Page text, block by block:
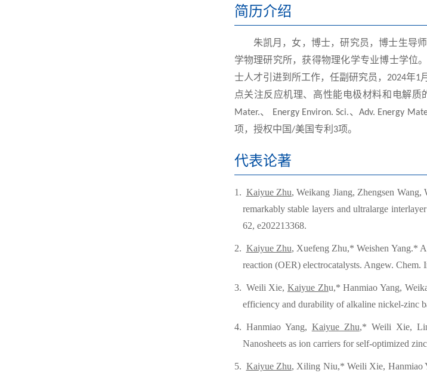
简历介绍
朱凯月，女，博士，研究员，博士生导师
学物理研究所，获得物理化学专业博士学位。
士人才引进到所工作，任副研究员， 2024年1月
点关注反应机理、高性能电极材料和电解质
Mater.、 Energy Environ. Sci.、Adv. Energy
项，授权中国/美国专利 3项。
代表论著
1. Kaiyue Zhu, Weikang Jiang, Zhengsen
remarkably stable layers and ultralarge
62, e202213368.
2. Kaiyue Zhu, Xuefeng Zhu,* Weishen Yang.*
reaction (OER) electrocatalysts. Angew. Chem.
3. Weili Xie, Kaiyue Zhu,* Hanmiao Yang,
efficiency and durability of alkaline nickel-zinc
4. Hanmiao Yang, Kaiyue Zhu,* Weili Xie,
Nanosheets as ion carriers for self-optimized
5. Kaiyue Zhu, Xiling Niu,* Weili Xie, Hanmiao